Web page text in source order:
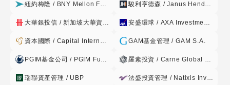
紐約梅隆 / BNY Mellon Fund Management 駿利亨德森 / Janus Henderson
大華銀投信 / 新加坡大華資產管理 / UOB 安盛環球 / AXA Investment Managers
資本國際 / Capital International GAM基金管理 / GAM S.A.
PGIM基金公司 / PGIM Funds PLC 羅素投資 / Carne Global Fund Managers
瑞聯資產管理 / UBP 法盛投資管理 / Natixis Investment Managers